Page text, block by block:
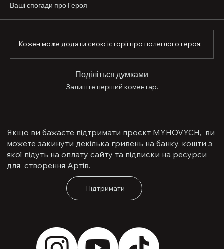
Він ризикував власним життям, сміливо дивився
страху в очі, відстоював та захищав право на
безпечне життя у незалежній державі для всіх
українців та віддав за це своє життя.
Ваші спогади про Героя
Кожен може додати свою історії про полеглого героя:
Поділіться думками
Залиште перший коментар.
Якщо ви бажаєте підтримати проєкт MYHOVYCH, ви
можете закинути декілька гривень на банку, кошти з
якої підуть на оплату сайту та підписки на ресурси
для створення Артів.
Підтримати